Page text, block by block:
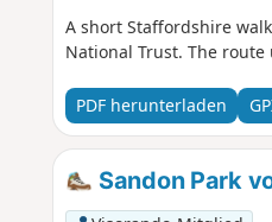
A short Staffordshire
National Trust. The
PDF herunterladen
Sandon Park